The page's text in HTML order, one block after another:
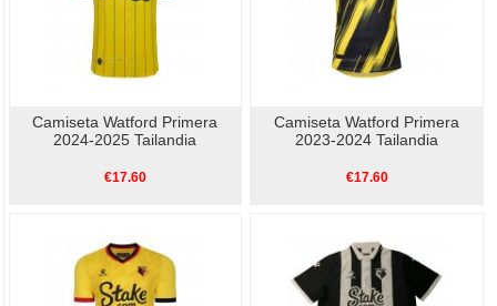
Camiseta Watford Primera
2024-2025 Tailandia
€17.60
Camiseta Watford Primera
2023-2024 Tailandia
€17.60